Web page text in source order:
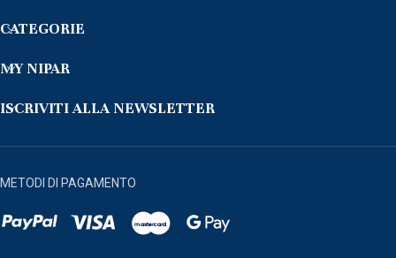
CATEGORIE
MY NIPAR
ISCRIVITI ALLA NEWSLETTER
METODI DI PAGAMENTO